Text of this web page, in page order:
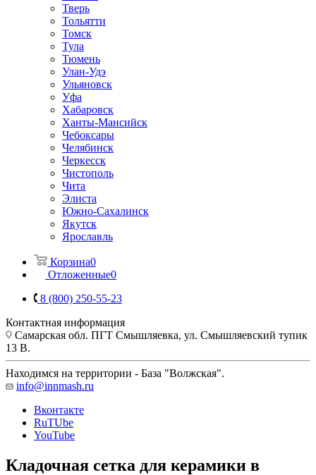
Тверь
Тольятти
Томск
Тула
Тюмень
Улан-Удэ
Ульяновск
Уфа
Хабаровск
Ханты-Мансийск
Чебоксары
Челябинск
Черкесск
Чистополь
Чита
Элиста
Южно-Сахалинск
Якутск
Ярославль
Корзина0
Отложенные0
8 (800) 250-55-23
Контактная информация
Самарская обл. ПГТ Смышляевка, ул. Смышляевский тупик
13 В.
Находимся на территории - База "Волжская".
info@innmash.ru
Вконтакте
RuTUbe
YouTube
Кладочная сетка для керамики в